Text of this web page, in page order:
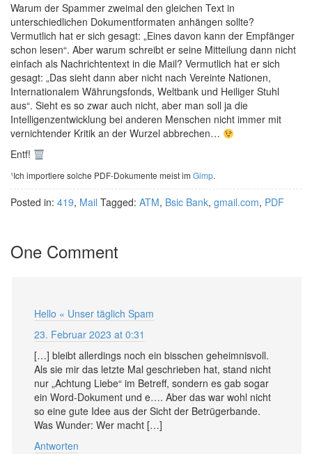
Warum der Spammer zweimal den gleichen Text in
unterschiedlichen Dokumentformaten anhängen sollte?
Vermutlich hat er sich gesagt: „Eines davon kann der Empfänger
schon lesen“. Aber warum schreibt er seine Mitteilung dann nicht
einfach als Nachrichtentext in die Mail? Vermutlich hat er sich
gesagt: „Das sieht dann aber nicht nach Vereinte Nationen,
Internationalem Währungsfonds, Weltbank und Heiliger Stuhl
aus“. Sieht es so zwar auch nicht, aber man soll ja die
Intelligenzentwicklung bei anderen Menschen nicht immer mit
vernichtender Kritik an der Wurzel abbrechen…
Entf!
¹Ich importiere solche PDF-Dokumente meist im Gimp.
Posted in: 419, Mail Tagged: ATM, Bsic Bank, gmail.com, PDF
One Comment
Hello « Unser täglich Spam
23. Februar 2023 at 0:31
[…] bleibt allerdings noch ein bisschen geheimnisvoll.
Als sie mir das letzte Mal geschrieben hat, stand nicht
nur „Achtung Liebe“ im Betreff, sondern es gab sogar
ein Word-Dokument und e…. Aber das war wohl nicht
so eine gute Idee aus der Sicht der Betrügerbande.
Was Wunder: Wer macht […]
Antworten